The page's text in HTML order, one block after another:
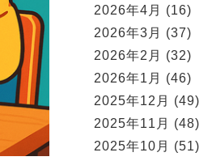
2026年4月
(16)
2026年3月
(37)
2026年2月
(32)
2026年1月
(46)
2025年12月
(49)
2025年11月
(48)
2025年10月
(51)